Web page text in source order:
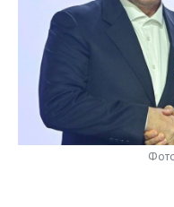
НЕФТЕХИМИЯ
НЕФТЬ
ОПК
ЭНЕРГЕТИКА
РОЗНИЧНАЯ
ТРАНСПОРТ
УСЛУГИ
НОВОСТИ
МЕДИА
МЕРОПРИЯТИЯ
НОВОСТИ
ВЫЕЗДНАЯ
СПОРТ
НОВОСТИ СПОРТА
ОБЩЕСТВО
НОВОСТИ ОБЩЕСТВА